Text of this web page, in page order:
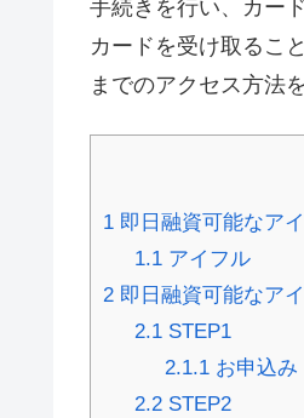
手続きを行い、カー
カードを受け取るこ
までのアクセス方法
1 即日融資可能なア
1.1アイフル
2 即日融資可能なア
2.1STEP1
2.1.1 お申込み
2.2STEP2